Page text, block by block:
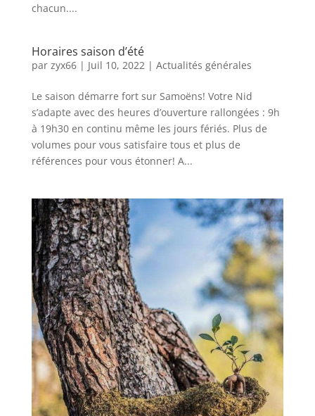
chacun....
Horaires saison d’été
par zyx66| Juil 10, 2022| Actualités générales
Le saison démarre fort sur Samoëns! Votre Nid
s’adapte avec des heures d’ouverture rallongées : 9h
à 19h30 en continu même les jours fériés. Plus de
volumes pour vous satisfaire tous et plus de
références pour vous étonner! A...